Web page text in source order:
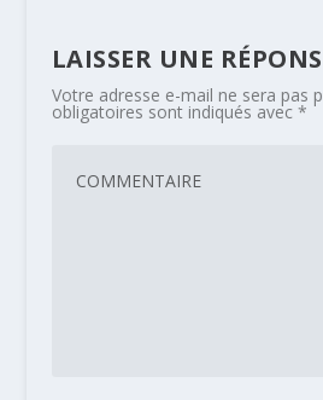
LAISSER UNE
Votre adresse e-mail ne sera pas
obligatoires sont indiqués avec *